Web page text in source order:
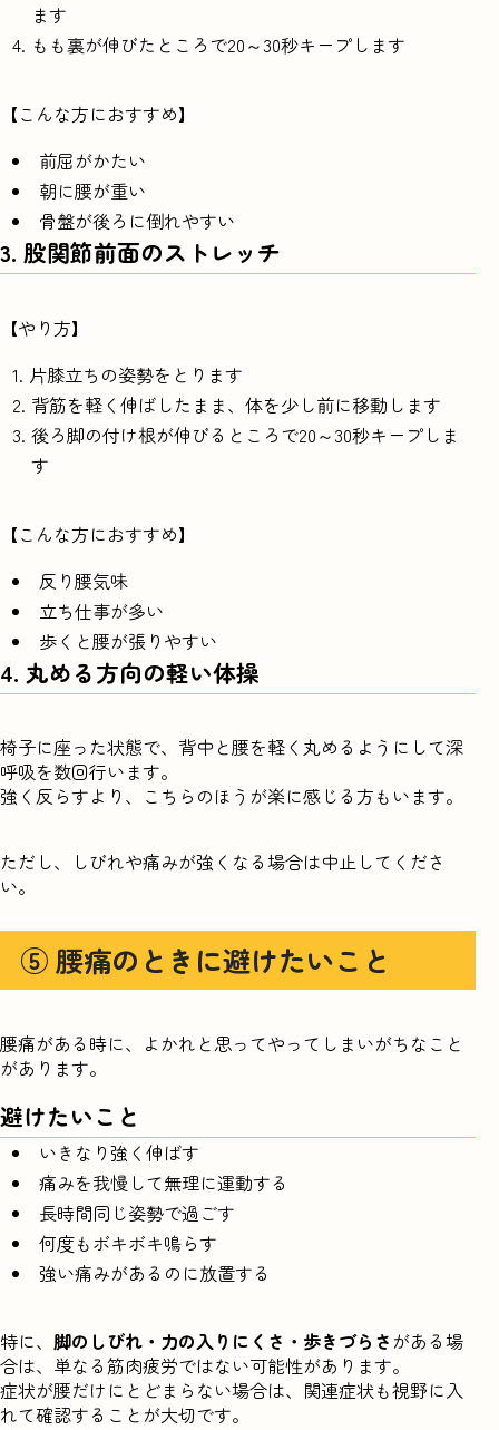
ます
もも裏が伸びたところで20～30秒キープします
【こんな方におすすめ】
前屈がかたい
朝に腰が重い
骨盤が後ろに倒れやすい
3. 股関節前面のストレッチ
【やり方】
片膝立ちの姿勢をとります
背筋を軽く伸ばしたまま、体を少し前に移動します
後ろ脚の付け根が伸びるところで20～30秒キープしま
す
【こんな方におすすめ】
反り腰気味
立ち仕事が多い
歩くと腰が張りやすい
4. 丸める方向の軽い体操
椅子に座った状態で、背中と腰を軽く丸めるようにして深
呼吸を数回行います。
強く反らすより、こちらのほうが楽に感じる方もいます。
ただし、しびれや痛みが強くなる場合は中止してくださ
い。
⑤ 腰痛のときに避けたいこと
腰痛がある時に、よかれと思ってやってしまいがちなこと
があります。
避けたいこと
いきなり強く伸ばす
痛みを我慢して無理に運動する
長時間同じ姿勢で過ごす
何度もボキボキ鳴らす
強い痛みがあるのに放置する
特に、 脚のしびれ・力の入りにくさ・歩きづらさがある場
合は、単なる筋肉疲労ではない可能性があります。
症状が腰だけにとどまらない場合は、関連症状も視野に入
れて確認することが大切です。